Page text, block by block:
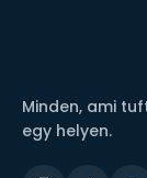
Minden, ami
egy helyen.